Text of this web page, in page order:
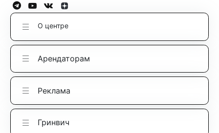
О центре
Арендаторам
Реклама
Гринвич